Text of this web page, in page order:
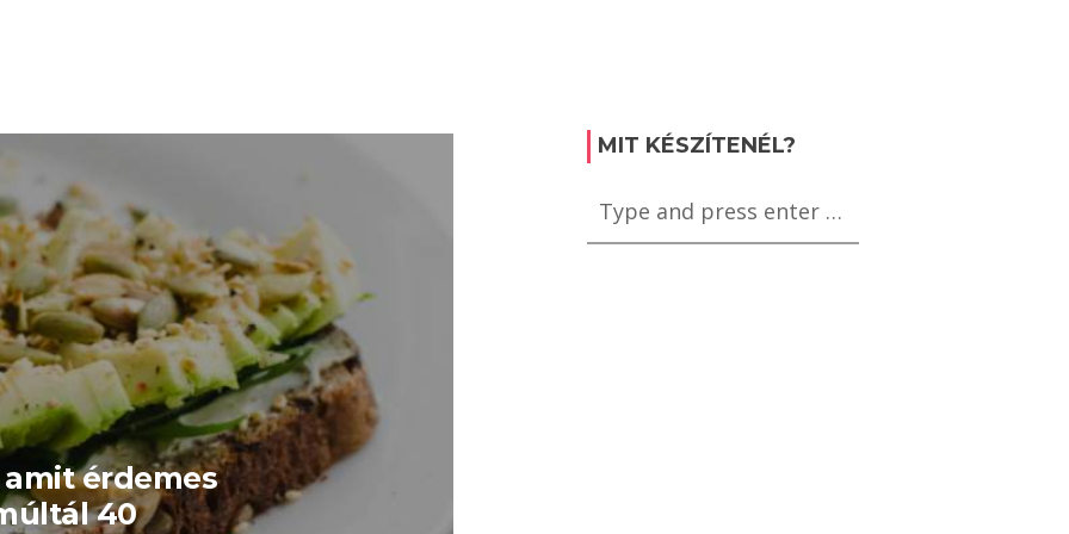
amit érdemes
40
MIT KÉSZÍTENÉL?